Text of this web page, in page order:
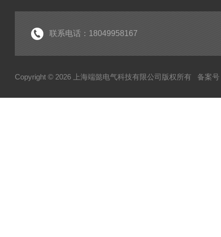
联系电话：18049958167
Copyright © 2026 上海端懿电气科技有限公司版权所有 备案号